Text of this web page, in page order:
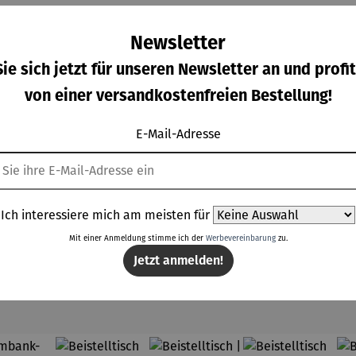
5 Sternenvon 4 von 5 Sternen
-
€
Regulärer Preis:
- Herbst
Verkaufspreis:
22,45 €
Regulärer Preis:
Saatgut-
Gemüse
Verkaufspreis:
26,95 € Verkaufspreis:
31,45 €
Newsletter
sich jetzt für unseren Newsletter an und
von einer versandkostenfreien Bestellung!
E-Mail-Adresse
Ich interessiere mich am meisten für
Mit einer Anmeldung stimme ich der Werbevereinbarungzu.
Jetzt anmelden!